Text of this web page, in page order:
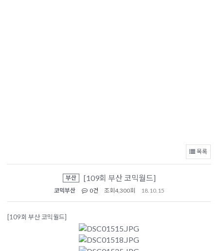
목록
부산 [109회 부산 코믹월드]
코믹부산 0건 조회 4,300회 18.10.15
[109회 부산 코믹월드]